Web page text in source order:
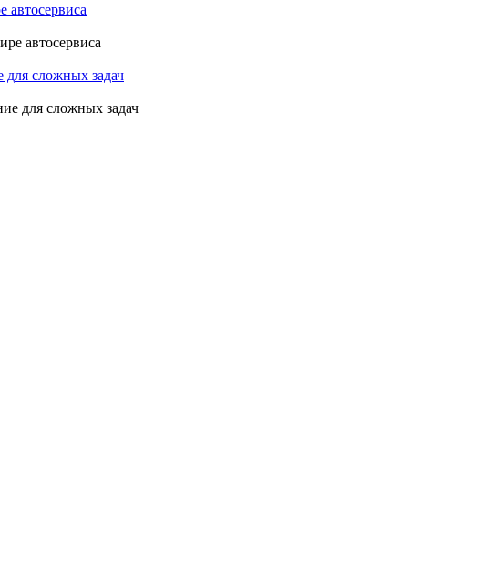
автосервиса
сложных задач